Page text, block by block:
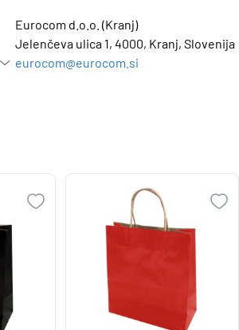
Eurocom d.o.o. (Kranj)
Jelenčeva ulica 1, 4000, Kranj, Slovenija
eurocom@eurocom.si